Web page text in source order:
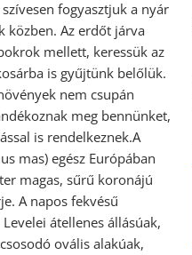
fogyasztjuk a nyár
közben. Az erdőt járva
mellett, keressük az
is gyűjtünk belőlük.
nem csupán
meg bennünket,
is rendelkeznek.A
mas) egész Európában
magas, sűrű koronájú
A napos fekvésű
átellenes állásúak,
ovális alakúak,